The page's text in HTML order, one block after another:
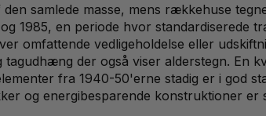
samlede masse, mens rækkehuse
1985, en periode hvor
vedligeholdelse eller
der også viser alderstegn. En
fra 1940-50'erne stadig er i god
og energibesparende konstruktioner er